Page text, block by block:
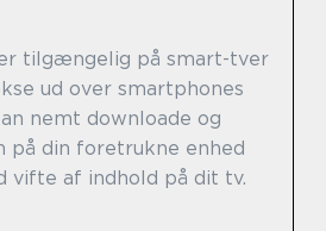
tilgængelig på smart-tver
ud over smartphones
nemt downloade og
på din foretrukne enhed
vifte af indhold på dit tv.